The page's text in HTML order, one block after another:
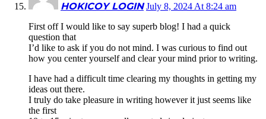
HOKICOY LOGIN July 8, 2024 At 8:24 am
First off I would like to say superb blog! I had a quick
question that
I’d like to ask if you do not mind. I was curious to find out
how you center yourself and clear your mind prior to writing.
I have had a difficult time clearing my thoughts in getting my
ideas out there.
I truly do take pleasure in writing however it just seems like
the first